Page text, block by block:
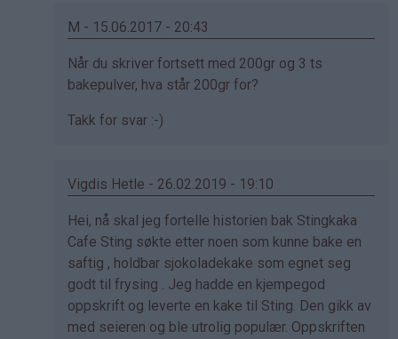
M - 15.06.2017 - 20:43
Som
svar
av
sandanger
(ikke
bekreftet)
Når du skriver fortsett med 200gr og 3 ts
bakepulver, hva står 200gr for?
Takk for svar :-)
Vigdis Hetle - 26.02.2019 - 19:10
Som
svar
på
av
Jan
fred
Hei, nå skal jeg fortelle historien bak Stingkaka
Cafe Sting søkte etter noen som kunne bake en
saftig , holdbar sjokoladekake som egnet seg
godt til frysing . Jeg hadde en kjempegod
oppskrift og leverte en kake til Sting. Den gikk av
med seieren og ble utrolig populær. Oppskriften